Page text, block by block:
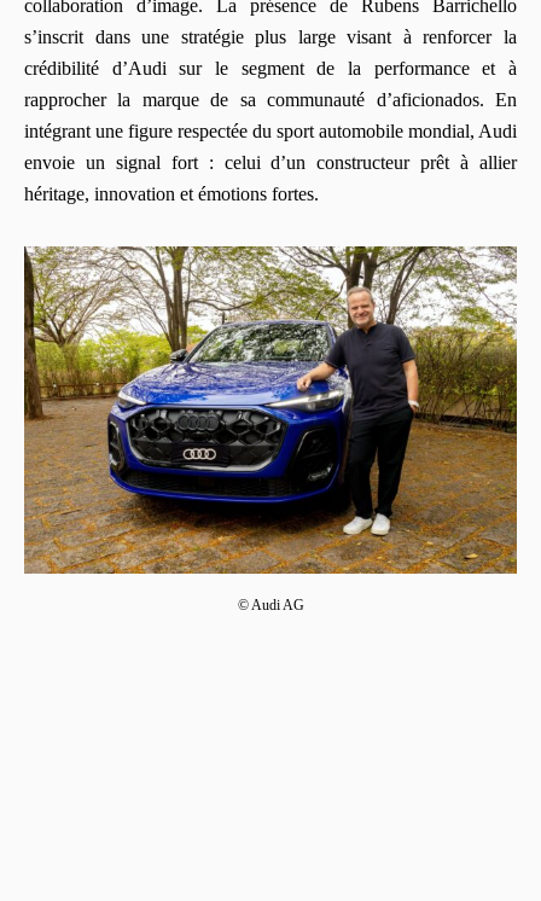
collaboration d’image. La présence de Rubens Barrichello
s’inscrit dans une stratégie plus large visant à renforcer la
crédibilité d’Audi sur le segment de la performance et à
rapprocher la marque de sa communauté d’aficionados. En
intégrant une figure respectée du sport automobile mondial, Audi
envoie un signal fort : celui d’un constructeur prêt à allier
héritage, innovation et émotions fortes.
© Audi AG